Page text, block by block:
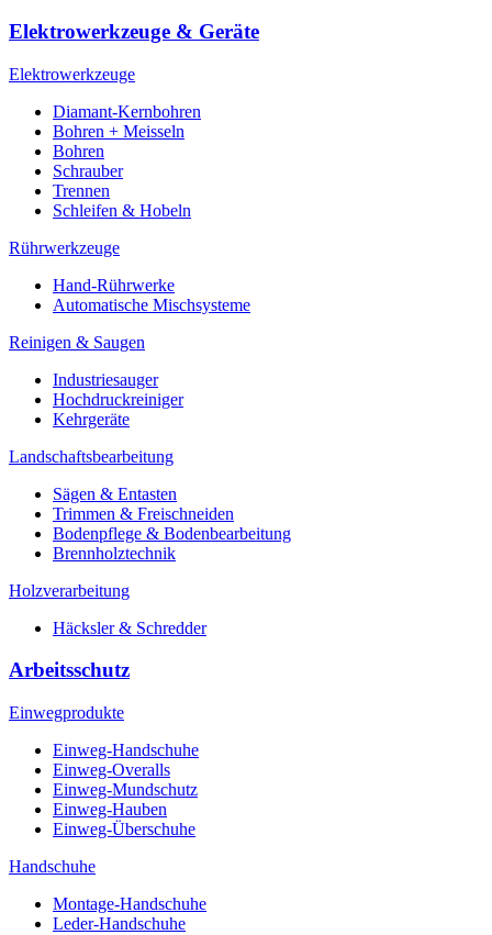
Elektrowerkzeuge & Geräte
Elektrowerkzeuge
Diamant-Kernbohren
Bohren + Meisseln
Bohren
Schrauber
Trennen
Schleifen & Hobeln
Rührwerkzeuge
Hand-Rührwerke
Automatische Mischsysteme
Reinigen & Saugen
Industriesauger
Hochdruckreiniger
Kehrgeräte
Landschaftsbearbeitung
Sägen & Entasten
Trimmen & Freischneiden
Bodenpflege & Bodenbearbeitung
Brennholztechnik
Holzverarbeitung
Häcksler & Schredder
Arbeitsschutz
Einwegprodukte
Einweg-Handschuhe
Einweg-Overalls
Einweg-Mundschutz
Einweg-Hauben
Einweg-Überschuhe
Handschuhe
Montage-Handschuhe
Leder-Handschuhe